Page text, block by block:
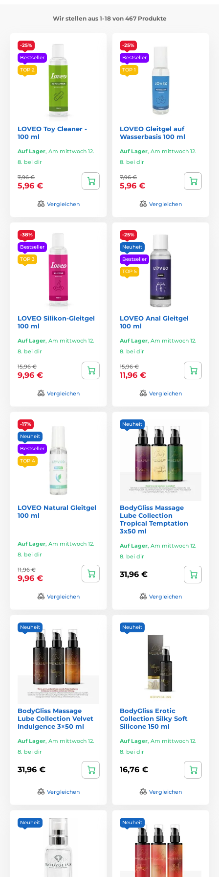
Wir stellen aus 1-18 von 467 Produkte
-25%
Bestseller
TOP 2
LOVEO Toy Cleaner -
100 ml
Auf Lager, Am mittwoch 12.
8. bei dir
7,96 €
5,96 €
Vergleichen
-25%
Bestseller
TOP 1
LOVEO Gleitgel auf
Wasserbasis 100 ml
Auf Lager, Am mittwoch 12.
8. bei dir
7,96 €
5,96 €
Vergleichen
-38%
Bestseller
TOP 3
LOVEO Silikon-Gleitgel
100 ml
Auf Lager, Am mittwoch 12.
8. bei dir
15,96 €
9,96 €
Vergleichen
-25%
Neuheit
Bestseller
TOP 5
LOVEO Anal Gleitgel
100 ml
Auf Lager, Am mittwoch 12.
8. bei dir
15,96 €
11,96 €
Vergleichen
-17%
Neuheit
Bestseller
TOP 4
LOVEO Natural Gleitgel
100 ml
Auf Lager, Am mittwoch 12.
8. bei dir
11,96 €
9,96 €
Vergleichen
Neuheit
BodyGliss Massage
Lube Collection
Tropical Temptation
3x50 ml
Auf Lager, Am mittwoch 12.
8. bei dir
31,96 €
Vergleichen
Neuheit
BodyGliss Massage
Lube Collection Velvet
Indulgence 3×50 ml
Auf Lager, Am mittwoch 12.
8. bei dir
31,96 €
Vergleichen
Neuheit
BodyGliss Erotic
Collection Silky Soft
Silicone 150 ml
Auf Lager, Am mittwoch 12.
8. bei dir
16,76 €
Vergleichen
Neuheit Neuheit